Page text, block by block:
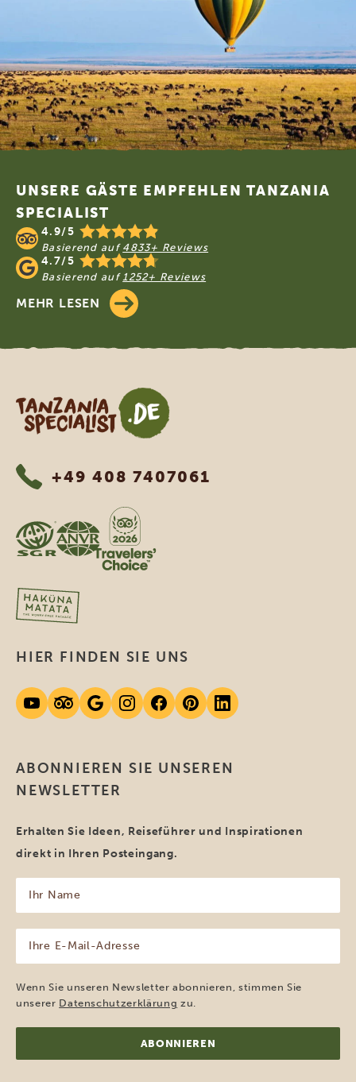
Footer
UNSERE GÄSTE EMPFEHLEN TANZANIA
SPECIALIST
4.9/5
Basierend auf 4833+ Reviews
4.7/5
Basierend auf 1252+ Reviews
MEHR LESEN
Tanzania Specialist
+49 408 7407061
ABONNIEREN SIE UNSEREN
NEWSLETTER
Erhalten Sie Ideen, Reiseführer und Inspirationen
direkt in Ihren Posteingang.
Name
(erforderlich)
Mail-
Adresse
(erforderlich)
Wenn Sie unseren Newsletter abonnieren, stimmen Sie
unserer Datenschutzerklärung zu.
HIER FINDEN SIE UNS